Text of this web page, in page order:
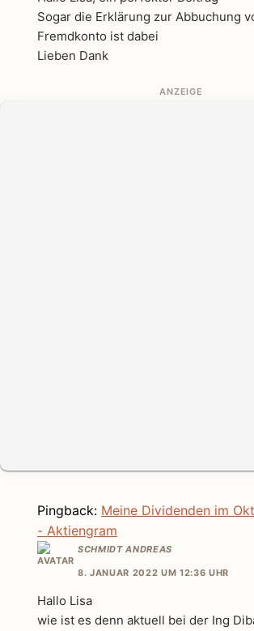
Sogar die Erklärung zur Abbuchung
Fremdkonto ist dabei
Lieben Dank
ANZEIGE
Pingback: Meine Dividenden im
- Aktiengram
SCHMIDT ANDREAS
8. JANUAR 2022 UM 12:36 UHR
Hallo Lisa
wie ist es denn aktuell bei der Ing